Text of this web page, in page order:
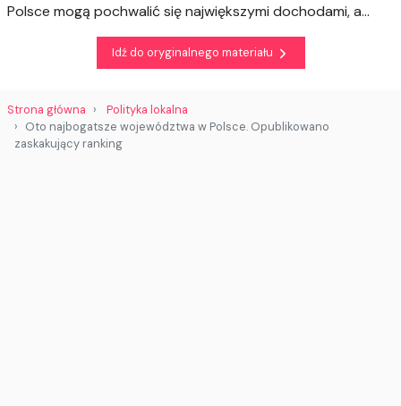
Polsce mogą pochwalić się największymi dochodami, a...
Idź do oryginalnego materiału
Strona główna
Polityka lokalna
​Oto najbogatsze województwa w Polsce. Opublikowano
zaskakujący ranking